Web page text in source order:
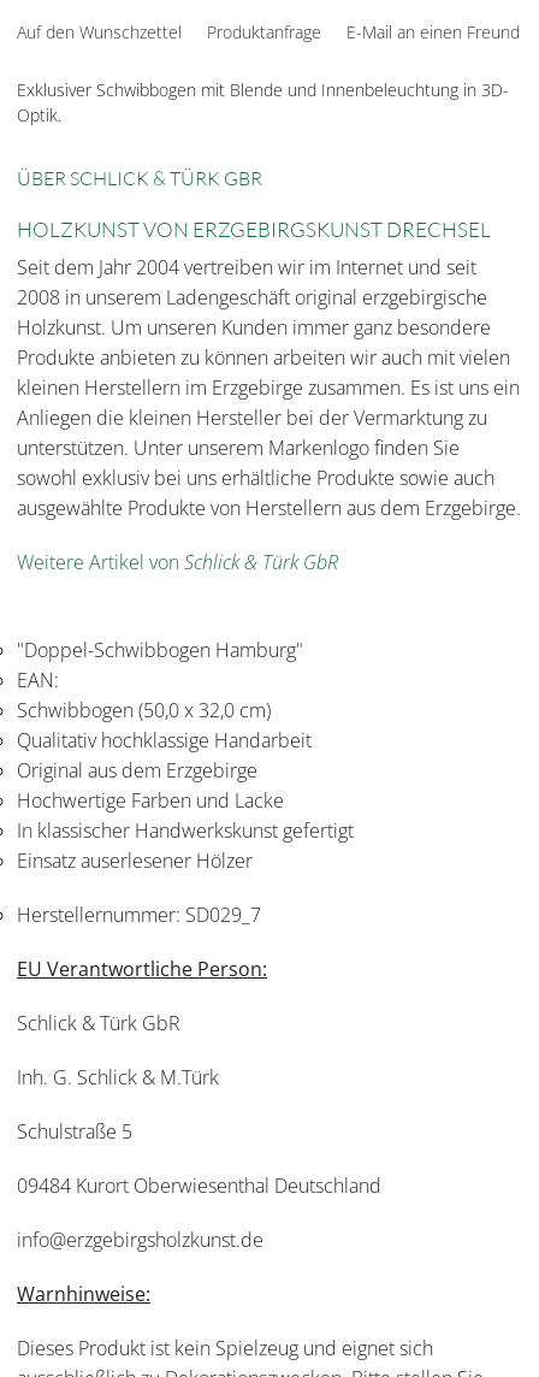
Auf den Wunschzettel Produktanfrage E-Mail an einen Freund
Exklusiver Schwibbogen mit Blende und Innenbeleuchtung in 3D-
Optik.
ÜBER SCHLICK & TÜRK GBR
HOLZKUNST VON ERZGEBIRGSKUNST DRECHSEL
Seit dem Jahr 2004 vertreiben wir im Internet und seit
2008 in unserem Ladengeschäft original erzgebirgische
Holzkunst. Um unseren Kunden immer ganz besondere
Produkte anbieten zu können arbeiten wir auch mit vielen
kleinen Herstellern im Erzgebirge zusammen. Es ist uns ein
Anliegen die kleinen Hersteller bei der Vermarktung zu
unterstützen. Unter unserem Markenlogo finden Sie
sowohl exklusiv bei uns erhältliche Produkte sowie auch
ausgewählte Produkte von Herstellern aus dem Erzgebirge.
Weitere Artikel vonSchlick & Türk GbR
"Doppel-Schwibbogen Hamburg"
EAN:
Schwibbogen (50,0 x 32,0 cm)
Qualitativ hochklassige Handarbeit
Original aus dem Erzgebirge
Hochwertige Farben und Lacke
In klassischer Handwerkskunst gefertigt
Einsatz auserlesener Hölzer
Herstellernummer: SD029_7
EU Verantwortliche Person:
Schlick & Türk GbR
Inh. G. Schlick & M.Türk
Schulstraße 5
09484 Kurort Oberwiesenthal Deutschland
info@erzgebirgsholzkunst.de
Warnhinweise:
Dieses Produkt ist kein Spielzeug und eignet sich